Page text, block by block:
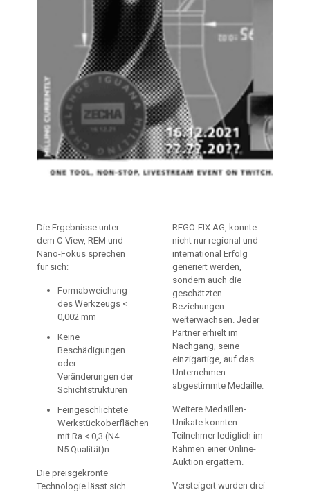
Die Ergebnisse unter
dem C-View, REM und
Nano-Fokus sprechen
für sich:
Formabweichung
des Werkzeugs <
0,002 mm
Keine
Beschädigungen
oder
Veränderungen der
Schichtstrukturen
Feingeschlichtete
Werkstückoberflächen
mit Ra < 0,3 (N4 –
N5 Qualität)n.
Die preisgekrönte
Technologie lässt sich
REGO-FIX AG, konnte
nicht nur regional und
international Erfolg
generiert werden,
sondern auch die
geschätzten
Beziehungen
weiterwachsen. Jeder
Partner erhielt im
Nachgang, seine
einzigartige, auf das
Unternehmen
abgestimmte Medaille.
Weitere Medaillen-
Unikate konnten
Teilnehmer lediglich im
Rahmen einer Online-
Auktion ergattern.
Versteigert wurden drei